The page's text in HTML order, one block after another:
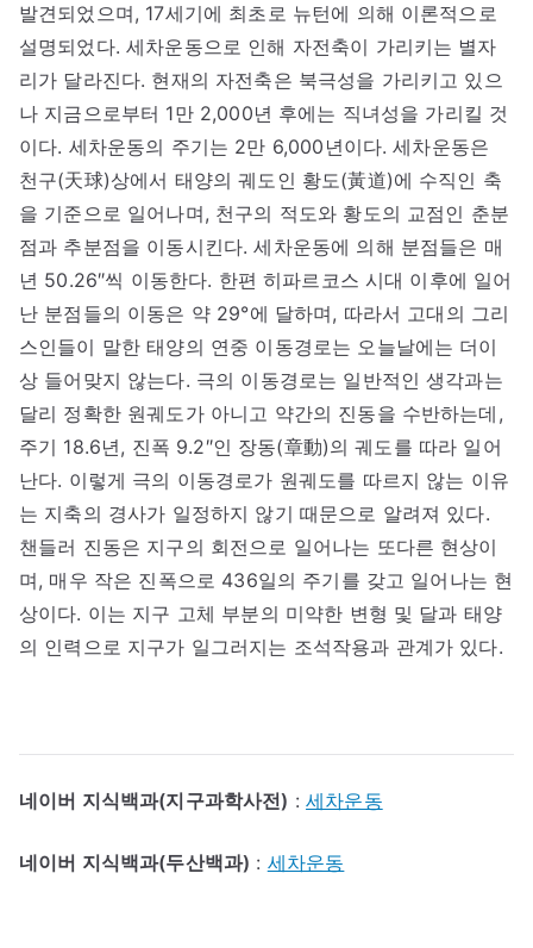
발견되었으며, 17세기에 최초로 뉴턴에 의해 이론적으로
설명되었다. 세차운동으로 인해 자전축이 가리키는 별자
리가 달라진다. 현재의 자전축은 북극성을 가리키고 있으
나 지금으로부터 1만 2,000년 후에는 직녀성을 가리킬 것
이다. 세차운동의 주기는 2만 6,000년이다. 세차운동은
천구(天球)상에서 태양의 궤도인 황도(黃道)에 수직인 축
을 기준으로 일어나며, 천구의 적도와 황도의 교점인 춘분
점과 추분점을 이동시킨다. 세차운동에 의해 분점들은 매
년 50.26″씩 이동한다. 한편 히파르코스 시대 이후에 일어
난 분점들의 이동은 약 29°에 달하며, 따라서 고대의 그리
스인들이 말한 태양의 연중 이동경로는 오늘날에는 더이
상 들어맞지 않는다. 극의 이동경로는 일반적인 생각과는
달리 정확한 원궤도가 아니고 약간의 진동을 수반하는데,
주기 18.6년, 진폭 9.2″인 장동(章動)의 궤도를 따라 일어
난다. 이렇게 극의 이동경로가 원궤도를 따르지 않는 이유
는 지축의 경사가 일정하지 않기 때문으로 알려져 있다.
챈들러 진동은 지구의 회전으로 일어나는 또다른 현상이
며, 매우 작은 진폭으로 436일의 주기를 갖고 일어나는 현
상이다. 이는 지구 고체 부분의 미약한 변형 및 달과 태양
의 인력으로 지구가 일그러지는 조석작용과 관계가 있다.
네이버 지식백과(지구과학사전) :세차운동
네이버 지식백과(두산백과) : 세차운동